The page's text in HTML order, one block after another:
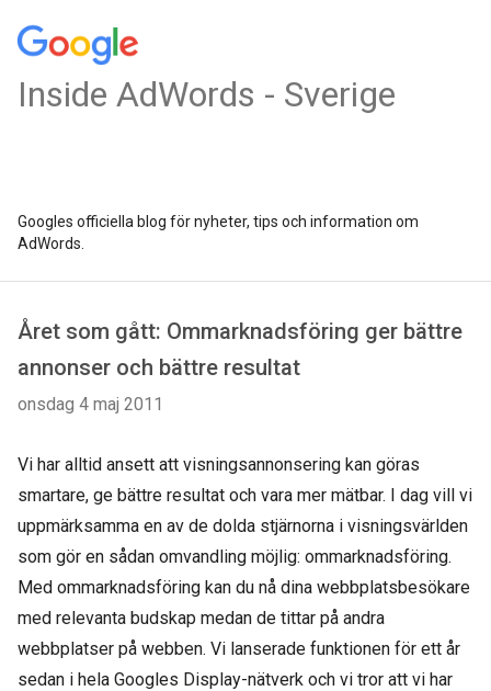
Inside AdWords - Sverige
Googles officiella blog för nyheter, tips och information om
AdWords.
Året som gått: Ommarknadsföring ger bättre
annonser och bättre resultat
onsdag 4 maj 2011
Vi har alltid ansett att visningsannonsering kan göras
smartare, ge bättre resultat och vara mer mätbar. I dag vill vi
uppmärksamma en av de dolda stjärnorna i visningsvärlden
som gör en sådan omvandling möjlig: ommarknadsföring.
Med ommarknadsföring kan du nå dina webbplatsbesökare
med relevanta budskap medan de tittar på andra
webbplatser på webben. Vi lanserade funktionen för ett år
sedan i hela Googles Display-nätverk och vi tror att vi har